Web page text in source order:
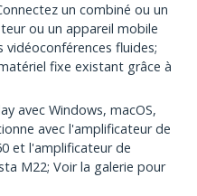
un combiné ou un
ou un appareil mobile
vidéoconférences fluides;
fixe existant grâce à
avec Windows, macOS,
avec l'amplificateur de
et l'amplificateur de
M22; Voir la galerie pour